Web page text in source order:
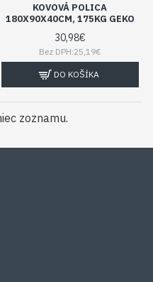
KOVOVÁ POLICA
180X90X40CM, 175KG GEKO
30,98€
Bez DPH:25,19€
DO KOŠÍKA
zoznamu.